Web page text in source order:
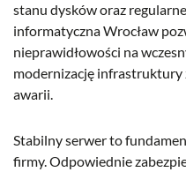
stanu dysków oraz
informatyczna Wrocław
nieprawidłowości na
modernizację infrastruktury
awarii.
Stabilny serwer to
firmy. Odpowiednie